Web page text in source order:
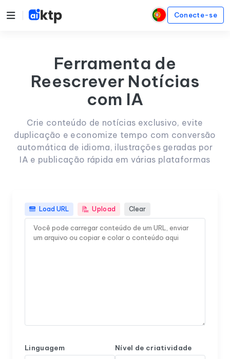
Conecte-se
Ferramenta de
Reescrever Notícias
com IA
Crie conteúdo de notícias exclusivo, evite
duplicação e economize tempo com conversão
automática de idioma, ilustrações geradas por
IA e publicação rápida em várias plataformas
Load URL Upload Clear
Linguagem Nível de criatividade